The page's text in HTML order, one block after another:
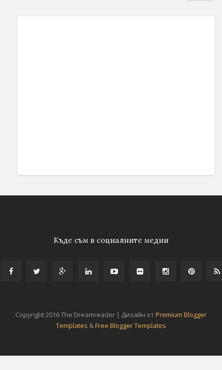
Къде съм в социалните медии
Copyright 2016 The Dreamreader | Дизайн отPremium Blogger
Templates &Free Blogger Templates